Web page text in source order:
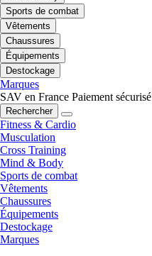
Sports de combat
Vêtements
Chaussures
Équipements
Destockage
Marques
SAV en France Paiement sécurisé
Rechercher
Fitness & Cardio
Musculation
Cross Training
Mind & Body
Sports de combat
Vêtements
Chaussures
Équipements
Destockage
Marques